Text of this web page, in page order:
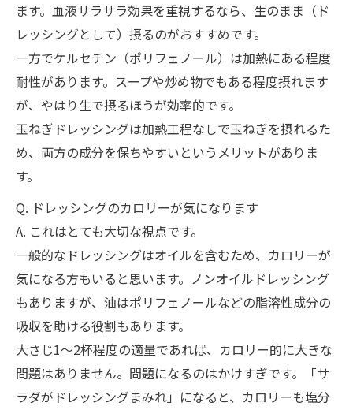
ます。血液サラサラ効果を重視するなら、生のまま（ド
レッシングとして）摂るのがおすすめです。
一方でケルセチン（ポリフェノール）は加熱にある程度
耐性があります。スープや炒め物でもある程度摂れます
が、やはり生で摂るほうが効率的です。
玉ねぎドレッシングは加熱工程なしで玉ねぎを摂れるた
め、両方の成分を保ちやすいというメリットがありま
す。
Q. ドレッシングのカロリーが気になります
A. これはとても大切な視点です。
一般的なドレッシングはオイルを含むため、カロリーが
気になる方もいると思います。ノンオイルドレッシング
もありますが、油はポリフェノールなどの脂溶性成分の
吸収を助ける役割もあります。
大さじ1〜2杯程度の適量であれば、カロリー的に大きな
問題はありません。問題になるのはかけすぎです。「サ
ラダがドレッシングまみれ」になると、カロリーも塩分